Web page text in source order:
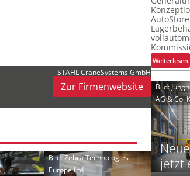
STAHL CraneSystems GmbH
Zur Firmenwebsite
Bild: Zebra Technologies
Europe Ltd
d
r
i
s
i
r
t
t
Z
r
l
s
s
i
i
r
d
r
i
s
t
i
Weiterlesen:
t
t
i
s
i
Bild:
AG & Co.
jetzt